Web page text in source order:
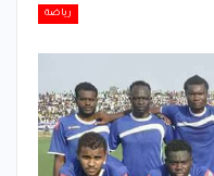
رياضة